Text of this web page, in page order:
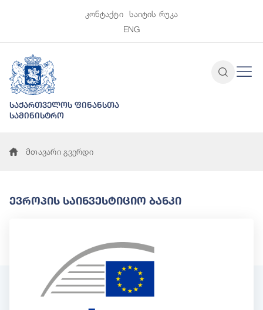
კონტაქტი
საიტის რუკა
ENG
საქართველოს ფინანსთა
სამინისტრო
მთავარი გვერდი
Ევროპის Საინვესტიციო Ბანკი